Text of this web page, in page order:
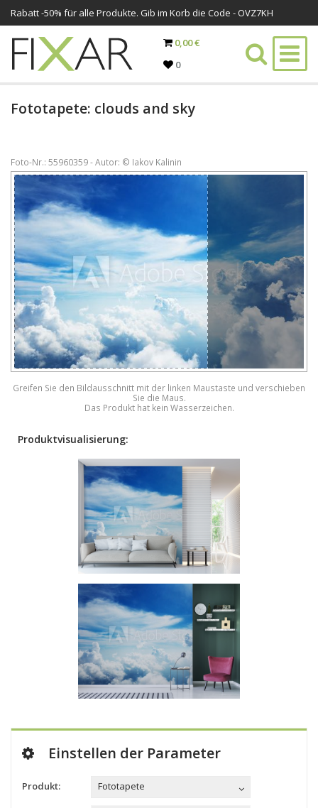
Rabatt -50% für alle Produkte. Gib im Korb die Code - OVZ7KH
0,00 €
0
Fototapete: clouds and sky
Foto-Nr.: 55960359 - Autor: © Iakov Kalinin
Greifen Sie den Bildausschnitt mit der linken Maustaste und verschieben
Sie die Maus.
Das Produkt hat kein Wasserzeichen.
Produktvisualisierung:
Einstellen der Parameter
Produkt: Fototapete